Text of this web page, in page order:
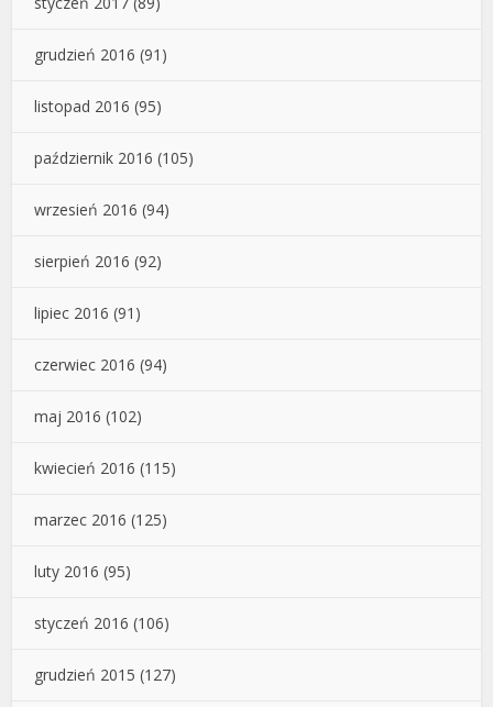
grudzień 2016 (91)
listopad 2016 (95)
październik 2016 (105)
wrzesień 2016 (94)
sierpień 2016 (92)
lipiec 2016 (91)
czerwiec 2016 (94)
maj 2016 (102)
kwiecień 2016 (115)
marzec 2016 (125)
luty 2016 (95)
styczeń 2016 (106)
grudzień 2015 (127)